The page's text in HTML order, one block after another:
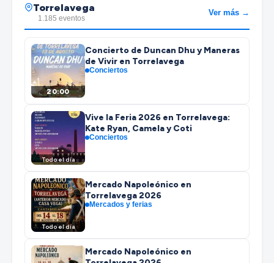
Torrelavega
1.185 eventos
Ver más →
20:00
Concierto de Duncan Dhu y Maneras
de Vivir en Torrelavega
Conciertos
Todo el día
Vive la Feria 2026 en Torrelavega:
Kate Ryan, Camela y Coti
Conciertos
Todo el día
Mercado Napoleónico en
Torrelavega 2026
Mercados y ferias
Mercado Napoleónico en